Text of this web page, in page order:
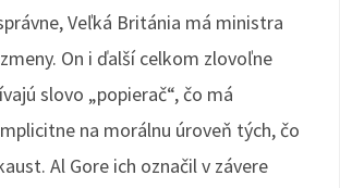
Veľká Británia má ministra
On i ďalší celkom zlovoľne
slovo „popierač“, čo má
na morálnu úroveň tých, čo
Al Gore ich označil v závere